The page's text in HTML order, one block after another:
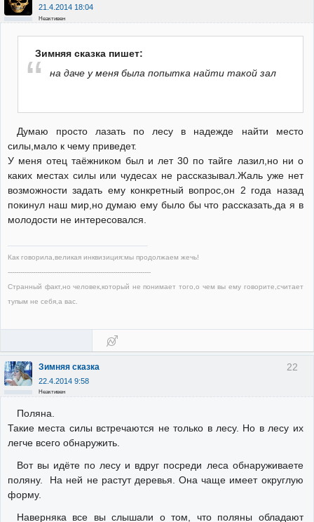
21.4.2014 18:04
Неактивен
Зимняя сказка пишет:
на даче у меня была попытка найти такой зал
Думаю просто лазать по лесу в надежде найти место
силы,мало к чему приведет.
У меня отец таёжником был и лет 30 по тайге лазил,но ни о
каких местах силы или чудесах не рассказывал.Жаль уже нет
возможности задать ему конкретный вопрос,он 2 года назад
покинул наш мир,но думаю ему было бы что рассказать,да я в
молодости не интересовался.
Как говорила,великая инквизиция:мы продолжаем жечь!
--------------------------------------------------------------------
Странный факт,но человек,который не понимает того,о чем вы ему говорите,считает
тупым не себя,а вас.
22
Зимняя сказка
22.4.2014 9:58
Неактивен
Поляна.
Такие места силы встречаются не только в лесу. Но в лесу их
легче всего обнаружить.
Вот вы идёте по лесу и вдруг посреди леса обнаруживаете
поляну. На ней не растут деревья. Она чаще имеет округлую
форму.
Наверняка все вы слышали о том, что поляны обладают